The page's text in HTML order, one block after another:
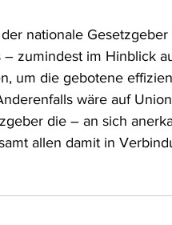
nationale
– zumindest im Hinblick
um die gebotene
wäre auf
die – an sich
allen damit in